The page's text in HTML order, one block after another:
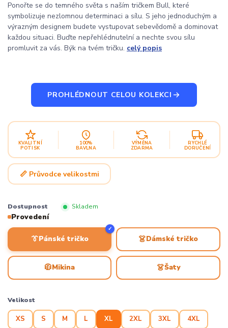
Ponořte se do temného světa s naším tričkem Bull, které
symbolizuje nezlomnou determinaci a sílu. S jeho jednoduchým a
výrazným designem budete vystupovat sebevědomě a dominovat
každou situaci. Buďte nepřehlédnutelní a nechte svou sílu
promluvit za vás. Býk na tvém tričku. celý popis
PROHLÉDNOUT CELOU KOLEKCI
KVALITNÍ
POTISK
100%
BAVLNA
VÝMĚNA
ZDARMA
RYCHLÉ
DORUČENÍ
📏 Průvodce velikostmi
Dostupnost Skladem
Provedení
👔Pánské tričko
✓
👗Dámské tričko
🧥Mikina 👗Šaty
Velikost
XS S M L XL 2XL 3XL 4XL